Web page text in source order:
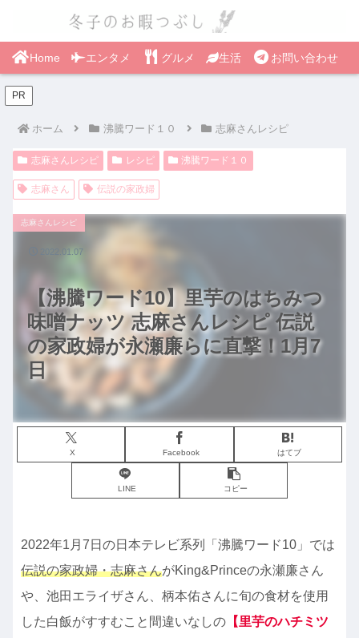
Home エンタメ グルメ 生活 お問い合わせ
PR
ホーム 沸騰ワード１０ 志麻さんレシピ
志麻さんレシピ レシピ 沸騰ワード１０
志麻さん 伝説の家政婦
【沸騰ワード10】里芋のはちみつ
味噌ナッツ 志麻さんレシピ 伝説
の家政婦が永瀬廉らに直撃！1月7
日
志麻さんレシピ
X Facebook はてブ
LINE コピー
2022.01.07
2022年1月7日の日本テレビ系列「沸騰ワード10」では
伝説の家政婦・志麻さんがKing&Princeの永瀬廉さん
や、池田エライザさん、柄本佑さんに旬の食材を使用
した白飯がすすむこと間違いなしの 【里芋のハチミツ